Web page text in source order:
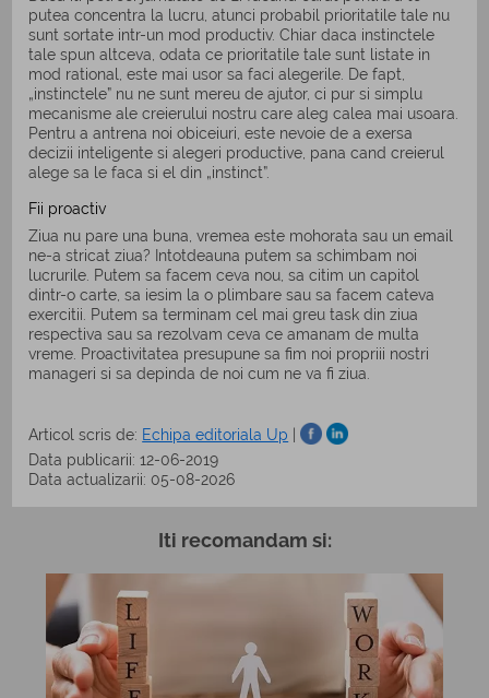
putea concentra la lucru, atunci probabil prioritatile tale nu
sunt sortate intr-un mod productiv. Chiar daca instinctele
tale spun altceva, odata ce prioritatile tale sunt listate in
mod rational, este mai usor sa faci alegerile. De fapt,
„instinctele” nu ne sunt mereu de ajutor, ci pur si simplu
mecanisme ale creierului nostru care aleg calea mai usoara.
Pentru a antrena noi obiceiuri, este nevoie de a exersa
decizii inteligente si alegeri productive, pana cand creierul
alege sa le faca si el din „instinct”.
Fii proactiv
Ziua nu pare una buna, vremea este mohorata sau un email
ne-a stricat ziua? Intotdeauna putem sa schimbam noi
lucrurile. Putem sa facem ceva nou, sa citim un capitol
dintr-o carte, sa iesim la o plimbare sau sa facem cateva
exercitii. Putem sa terminam cel mai greu task din ziua
respectiva sau sa rezolvam ceva ce amanam de multa
vreme. Proactivitatea presupune sa fim noi propriii nostri
manageri si sa depinda de noi cum ne va fi ziua.
Articol scris de: Echipa editoriala Up |
Data publicarii: 12-06-2019
Data actualizarii: 05-08-2026
Iti recomandam si: